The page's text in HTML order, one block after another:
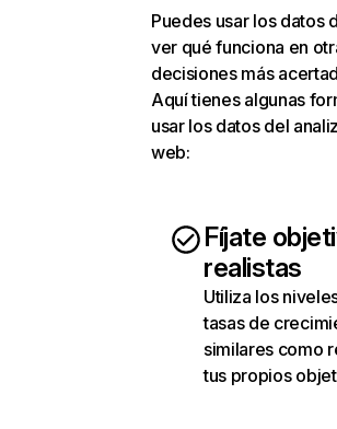
Puedes usar los datos
ver qué funciona en
decisiones más
Aquí tienes algunas
usar los datos del
web:
Fíjate
realistas
Utiliza los
tasas de
similares como
tus propios